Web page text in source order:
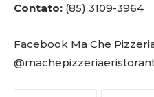
Contato: (85) 3109-3964
Facebook Ma Che